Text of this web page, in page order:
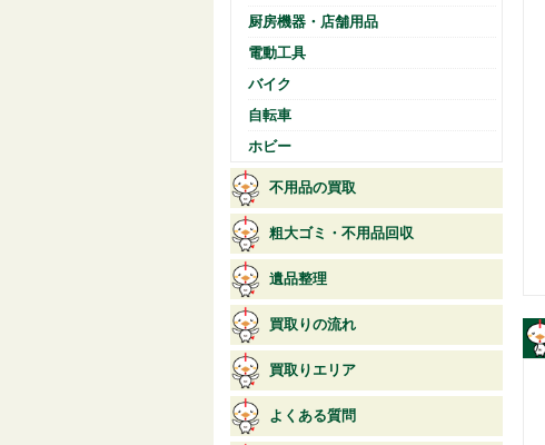
厨房機器・店舗用品
電動工具
バイク
自転車
ホビー
不用品の買取
粗大ゴミ・不用品回収
遺品整理
買取りの流れ
買取りエリア
よくある質問